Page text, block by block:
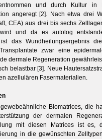
und durch Kultur in
angeregt [2]. Nach etwa drei
CEA) aus drei bis sechs
und da es autolog
das Wundheilungsergebnis
zwar eine
dermale Regeneration
belastbar [3]. Neue
azellulären Fasermaterialien.
Biomatrices, die
der dermalen
mit diesen Matrices ist es,
in die gewünschten